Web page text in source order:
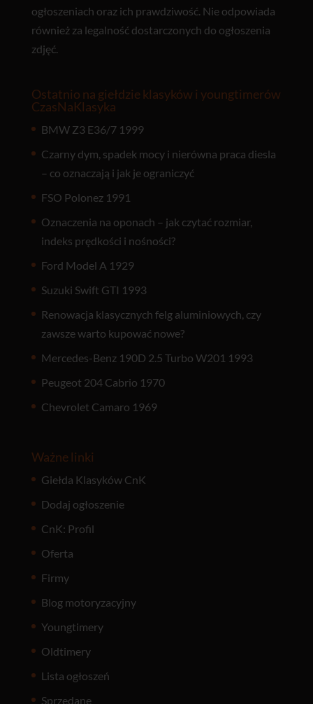
ogłoszeniach oraz ich prawdziwość. Nie odpowiada
również za legalność dostarczonych do ogłoszenia
zdjęć.
Ostatnio na giełdzie klasyków i youngtimerów
CzasNaKlasyka
BMW Z3 E36/7 1999
Czarny dym, spadek mocy i nierówna praca diesla
– co oznaczają i jak je ograniczyć
FSO Polonez 1991
Oznaczenia na oponach – jak czytać rozmiar,
indeks prędkości i nośności?
Ford Model A 1929
Suzuki Swift GTI 1993
Renowacja klasycznych felg aluminiowych, czy
zawsze warto kupować nowe?
Mercedes-Benz 190D 2.5 Turbo W201 1993
Peugeot 204 Cabrio 1970
Chevrolet Camaro 1969
Ważne linki
Giełda Klasyków CnK
Dodaj ogłoszenie
CnK: Profil
Oferta
Firmy
Blog motoryzacyjny
Youngtimery
Oldtimery
Lista ogłoszeń
Sprzedane